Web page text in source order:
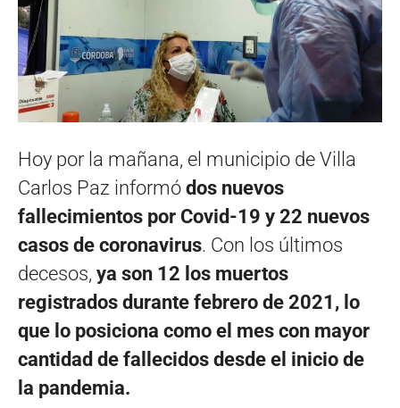
Hoy por la mañana, el municipio de Villa
Carlos Paz informó dos nuevos
fallecimientos por Covid-19 y 22 nuevos
casos de coronavirus. Con los últimos
decesos, ya son 12 los muertos
registrados durante febrero de 2021, lo
que lo posiciona como el mes con mayor
cantidad de fallecidos desde el inicio de
la pandemia.